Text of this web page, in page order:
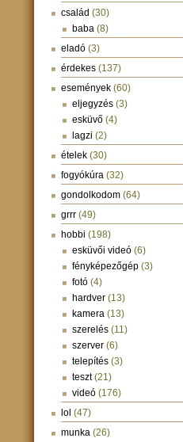
család (30)
baba (8)
eladó (3)
érdekes (137)
események (60)
eljegyzés (3)
esküvő (4)
lagzi (2)
ételek (30)
fogyókúra (32)
gondolkodom (64)
grrr (49)
hobbi (198)
esküvői videó (6)
fényképezőgép (3)
fotó (4)
hardver (13)
kamera (13)
szerelés (11)
szerver (6)
telepítés (3)
teszt(21)
videó (176)
lol (47)
munka (26)